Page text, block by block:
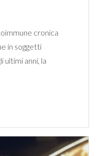
cronica
in soggetti
anni, la